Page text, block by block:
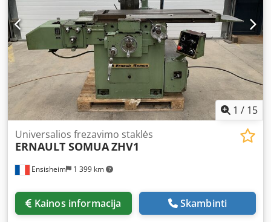
1 / 15
Ensisheim 1 399 km
Universalios frezavimo staklės
ERNAULT SOMUAZHV1
Kainos informacija Skambinti